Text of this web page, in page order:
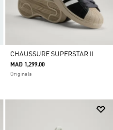
CHAUSSURE SUPERSTAR II
MAD 1,299.00
Originals